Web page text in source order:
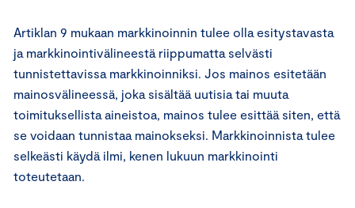
Artiklan 9 mukaan markkinoinnin tulee olla esitystavasta
ja markkinointivälineestä riippumatta selvästi
tunnistettavissa markkinoinniksi. Jos mainos esitetään
mainosvälineessä, joka sisältää uutisia tai muuta
toimituksellista aineistoa, mainos tulee esittää siten, että
se voidaan tunnistaa mainokseksi. Markkinoinnista tulee
selkeästi käydä ilmi, kenen lukuun markkinointi
toteutetaan.